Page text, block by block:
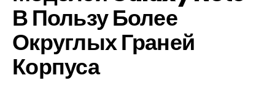
В Пользу Более
Округлых Граней
Корпуса